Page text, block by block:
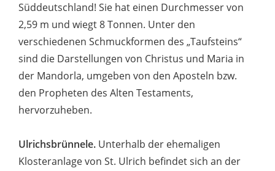
Süddeutschland! Sie hat einen Durchmesser von
2,59 m und wiegt 8 Tonnen. Unter den
verschiedenen Schmuckformen des „Taufsteins“
sind die Darstellungen von Christus und Maria in
der Mandorla, umgeben von den Aposteln bzw.
den Propheten des Alten Testaments,
hervorzuheben.
Ulrichsbrünnele. Unterhalb der ehemaligen
Klosteranlage von St. Ulrich befindet sich an der